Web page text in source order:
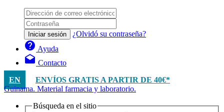
Iniciar sesión ¿Olvidó su contraseña?
help Ayuda
drafts Contacto
EN
ENVÍOS GRATIS A PARTIR DE 40€*
Guinama. Material farmacia y laboratorio.
Búsqueda en el sitio